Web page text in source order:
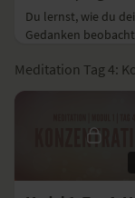
Meditationssitz
Christiane Eitle:
Infografik)
Katharina
Katharina Goßmann:
Du lernst, wie du
Gedanken
Urteil weiterziehen
lassen.
Meditation Tag 4: